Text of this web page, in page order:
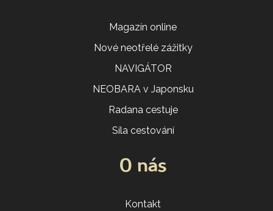
Magazín online
Nové neotřelé zážitky
NAVIGÁTOR
NEOBARA v Japonsku
Radana cestuje
Síla cestování
O nás
Kontakt